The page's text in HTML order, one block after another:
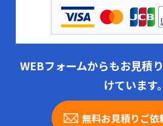
WEBフォームからもお見積
けています。
無料お見積りご依